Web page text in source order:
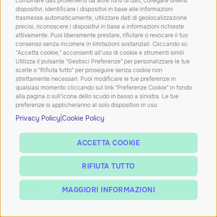
dispositivi, identificare i dispositivi in base alle informazioni
trasmesse automaticamente, utilizzare dati di geolocalizzazione
precisi, riconoscere i dispositivi in base a informazioni richieste
attivamente. Puoi liberamente prestare, rifiutare o revocare il tuo
consenso senza incorrere in limitazioni sostanziali. Cliccando su
"Accetta cookie," acconsenti all'uso di cookie e strumenti simili.
Utilizza il pulsante "Gestisci Preferenze" per personalizzare le tue
scelte o "Rifiuta tutto" per proseguire senza cookie non
strettamente necessari. Puoi modificare le tue preferenze in
qualsiasi momento cliccando sul link "Preferenze Cookie" in fondo
alla pagina o sull'icona dello scudo in basso a sinistra. Le tue
preferenze si applicheranno al solo dispositivo in uso.
Privacy Policy Cookie Policy
ACCETTA COOKIE
RIFIUTA TUTTO
MAGGIORI INFORMAZIONI
Dichiaro di aver letto e accetto laprivacy policy
Carta dei serviziQualità dei serviziConciliaWeb
Trasparenza tariffariaTrasparenza tecnicaAssistenza clienti
Azienda beneficiaria del contributo nell’ambito del PR FESR
2021-2027
Copyright ©2026 Tutti diritti riservati Solunet Group S.p.A. | P.IVA e C.F.
04152070282 – Iscritta al R.I. di PADOVA al n° 04152070282 sezione ordinaria,
Cap. Soc. €51.000 i.v. – Codice SDI: A4707H7 – Iscrizione ROC: 38314
Privacy Policy|Cookie Policy| Preferenze sui cookies
made byOCACODE